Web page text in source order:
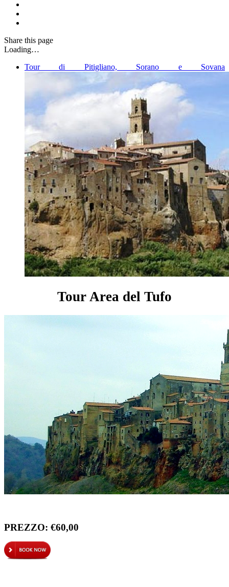
Share this page
Loading…
Tour di Pitigliano, Sorano e Sovana
Tour Area del Tufo
PREZZO: €60,00